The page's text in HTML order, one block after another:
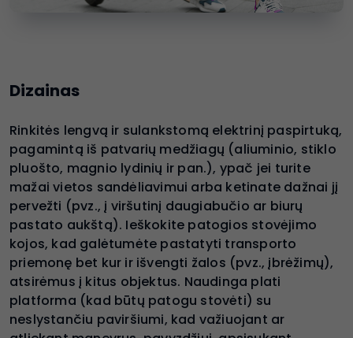
Dizainas
Rinkitės lengvą ir sulankstomą elektrinį paspirtuką,
pagamintą iš patvarių medžiagų (aliuminio, stiklo
pluošto, magnio lydinių ir pan.), ypač jei turite
mažai vietos sandėliavimui arba ketinate dažnai jį
pervežti (pvz., į viršutinį daugiabučio ar biurų
pastato aukštą). Ieškokite patogios stovėjimo
kojos, kad galėtumėte pastatyti transporto
priemonę bet kur ir išvengti žalos (pvz., įbrėžimų),
atsirėmus į kitus objektus. Naudinga plati
platforma (kad būtų patogu stovėti) su
neslystančiu paviršiumi, kad važiuojant ar